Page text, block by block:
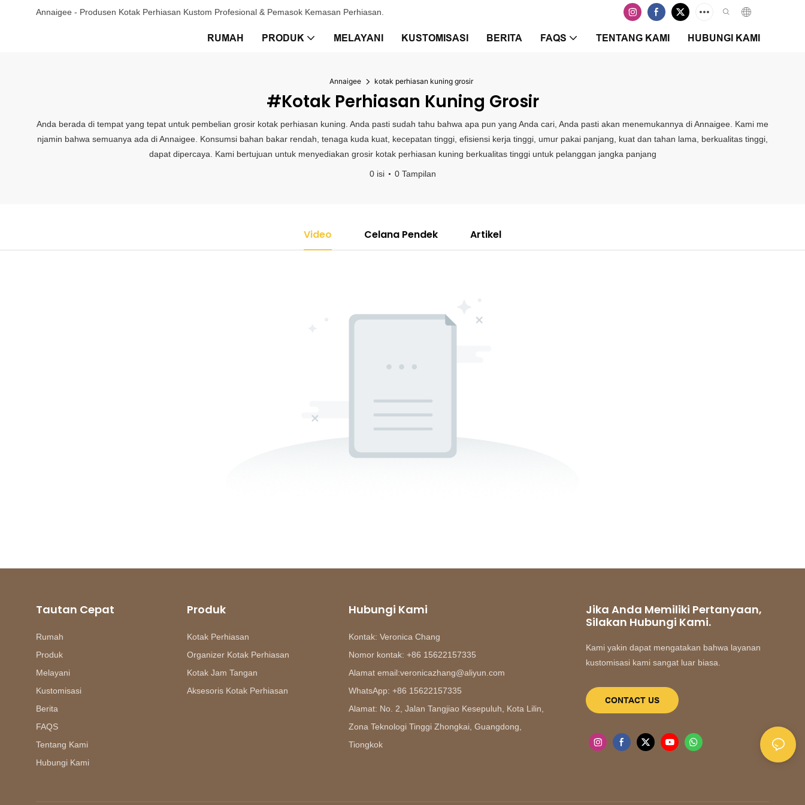
Annaigee - Produsen Kotak Perhiasan Kustom Profesional & Pemasok Kemasan Perhiasan.
RUMAH PRODUK MELAYANI KUSTOMISASI BERITA FAQS TENTANG KAMI HUBUNGI KAMI
Annaigee kotak perhiasan kuning grosir
#kotak Perhiasan Kuning Grosir
Anda berada di tempat yang tepat untuk pembelian grosir kotak perhiasan kuning. Anda pasti sudah tahu bahwa apa pun yang Anda cari, Anda pasti akan menemukannya di Annaigee. Kami me
njamin bahwa semuanya ada di Annaigee. Konsumsi bahan bakar rendah, tenaga kuda kuat, kecepatan tinggi, efisiensi kerja tinggi, umur pakai panjang, kuat dan tahan lama, berkualitas tinggi,
dapat dipercaya. Kami bertujuan untuk menyediakan grosir kotak perhiasan kuning berkualitas tinggi untuk pelanggan jangka panjang
0 isi 0 Tampilan
Video Celana Pendek Artikel
Tautan Cepat
Rumah
Produk
Melayani
Kustomisasi
Berita
FAQS
Tentang Kami
Hubungi Kami
Produk
Kotak Perhiasan
Organizer Kotak Perhiasan
Kotak Jam Tangan
Aksesoris Kotak Perhiasan
Hubungi Kami
Kontak: Veronica Chang
Nomor kontak: +86 15622157335
Alamat email:veronicazhang@aliyun.com
WhatsApp: +86 15622157335
Alamat: No. 2, Jalan Tangjiao Kesepuluh, Kota Lilin,
Zona Teknologi Tinggi Zhongkai, Guangdong,
Tiongkok
Jika Anda Memiliki Pertanyaan,
Silakan Hubungi Kami.
Kami yakin dapat mengatakan bahwa layanan
kustomisasi kami sangat luar biasa.
CONTACT US